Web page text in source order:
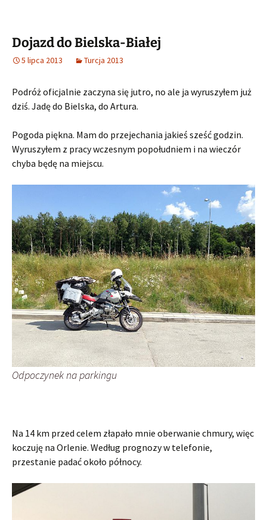
Dojazd do Bielska-Białej
5 lipca 2013 Turcja 2013
Podróż oficjalnie zaczyna się jutro, no ale ja wyruszyłem już
dziś. Jadę do Bielska, do Artura.
Pogoda piękna. Mam do przejechania jakieś sześć godzin.
Wyruszyłem z pracy wczesnym popołudniem i na wieczór
chyba będę na miejscu.
Odpoczynek na parkingu
Na 14 km przed celem złapało mnie oberwanie chmury, więc
koczuję na Orlenie. Według prognozy w telefonie,
przestanie padać około północy.